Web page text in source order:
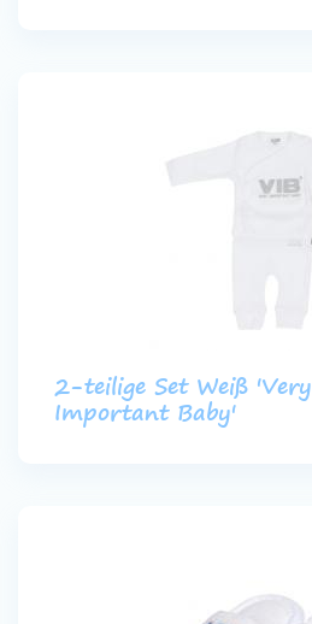
2-teilige Set Weiß 'Very
Important Baby'